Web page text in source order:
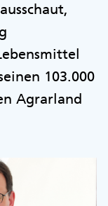
103.000
Agrarland